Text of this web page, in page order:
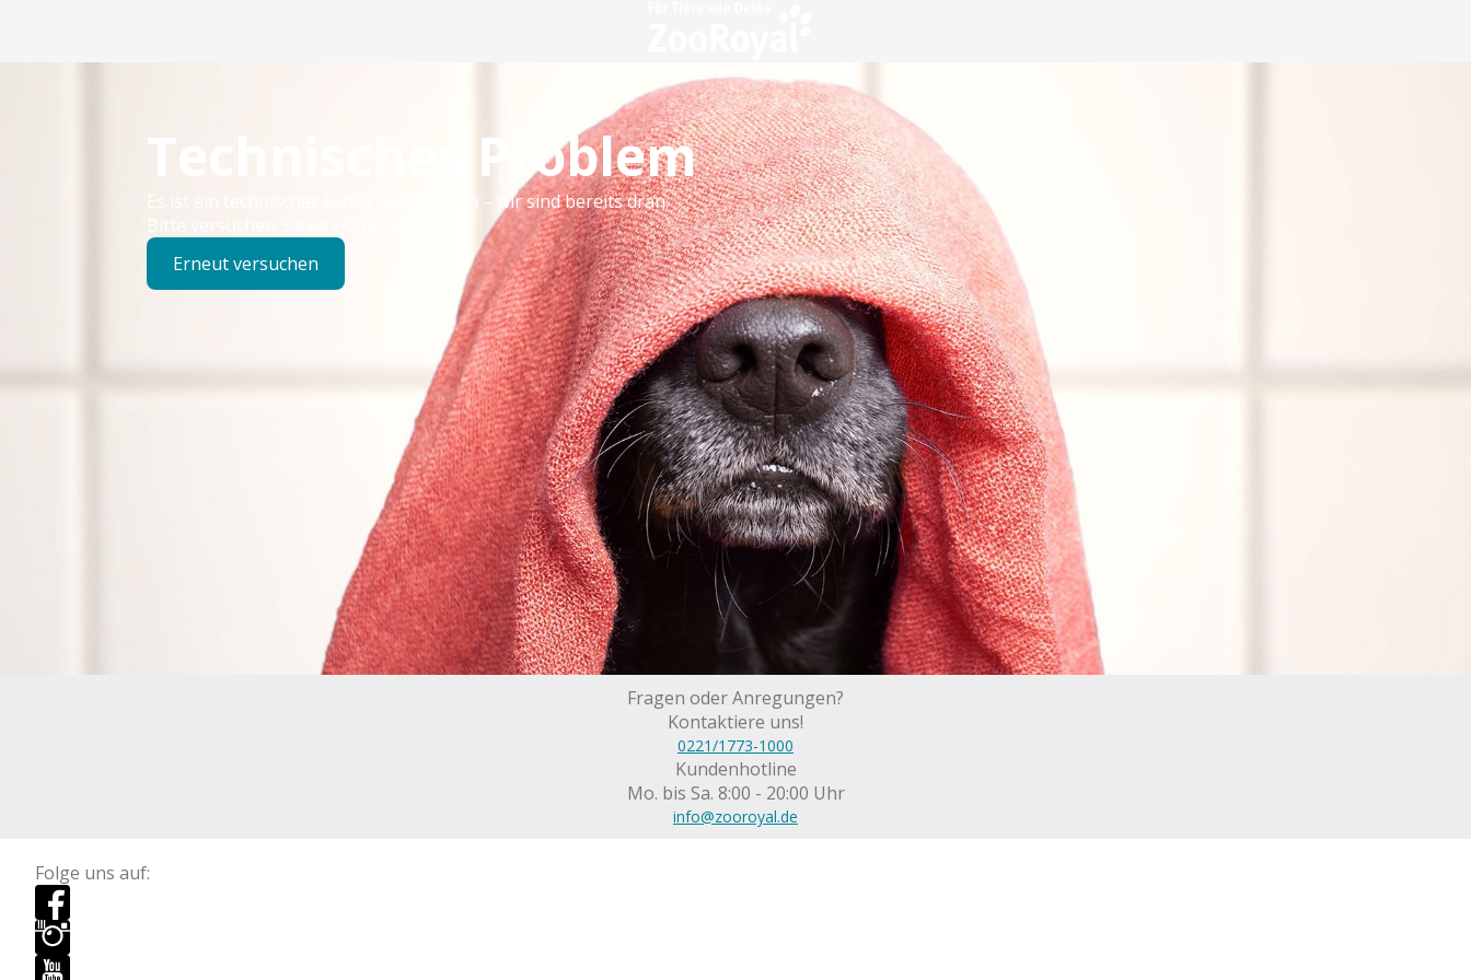
Technisches Problem
Es ist ein technischer Fehler aufgetreten – wir sind bereits dran.
Bitte versuchen Sie es später erneut.
Erneut versuchen
Fragen oder Anregungen?
Kontaktiere uns!
0221/1773-1000
Kundenhotline
Mo. bis Sa. 8:00 - 20:00 Uhr
info@zooroyal.de
Folge uns auf: